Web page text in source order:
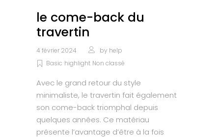
le come-back du
travertin
4 février 2024 by help
Basic highlight Non classé
Avec le grand retour du style
minimaliste, le travertin fait également
son come-back triomphal depuis
quelques années. Ce matériau
présente l’avantage d’être à la fois